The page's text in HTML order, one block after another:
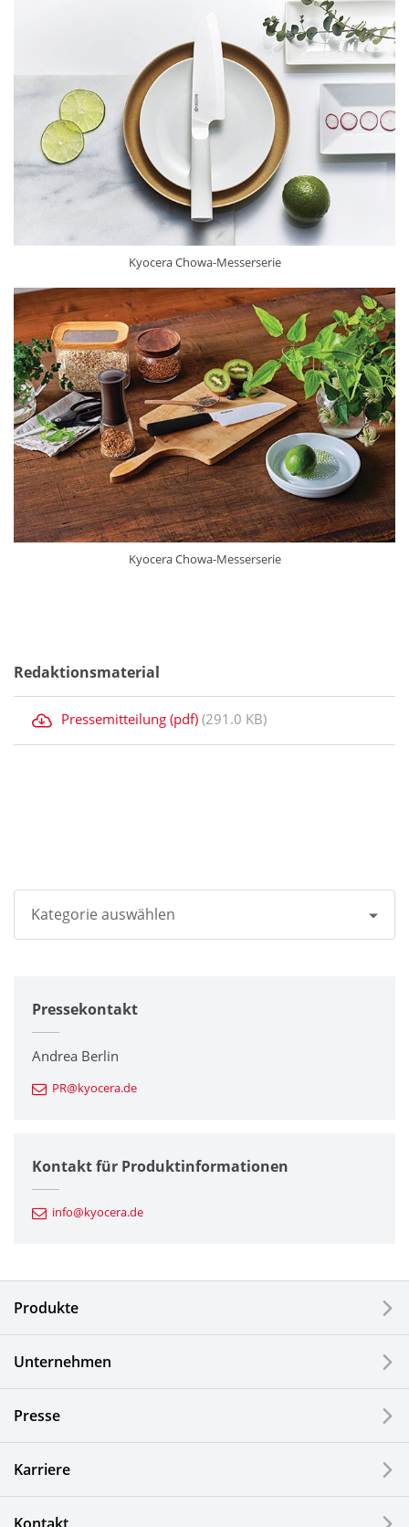
Kyocera Chowa-Messerserie
Kyocera Chowa-Messerserie
Redaktionsmaterial
Pressemitteilung (pdf) (291.0 KB)
Kategorie auswählen
Unternehmen
Drucker / Multifunktionsgeräte
Feinkeramik-Komponenten
Automotive Komponenten
Elektronische Komponenten & Geräte
Optische Komponenten
Photovoltaiksysteme
Pressekontakt
Andrea Berlin
PR@kyocera.de
Kontakt für Produktinformationen
info@kyocera.de
Produkte
Unternehmen
Presse
Karriere